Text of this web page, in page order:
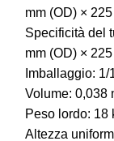
mm (OD) ×
Specificità del
mm (OD) ×
Imballaggio: 1/
Volume: 0,038
Peso lordo: 18
Altezza